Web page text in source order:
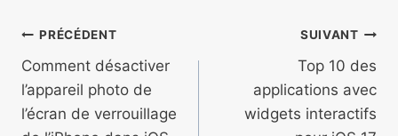
Navigation
de
l’article
PRÉCÉDENT
Comment désactiver
l’appareil photo de
l’écran de verrouillage
SUIVANT
Top 10 des
applications avec
widgets interactifs